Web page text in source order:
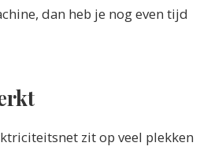
dan heb je nog even tijd
zit op veel plekken